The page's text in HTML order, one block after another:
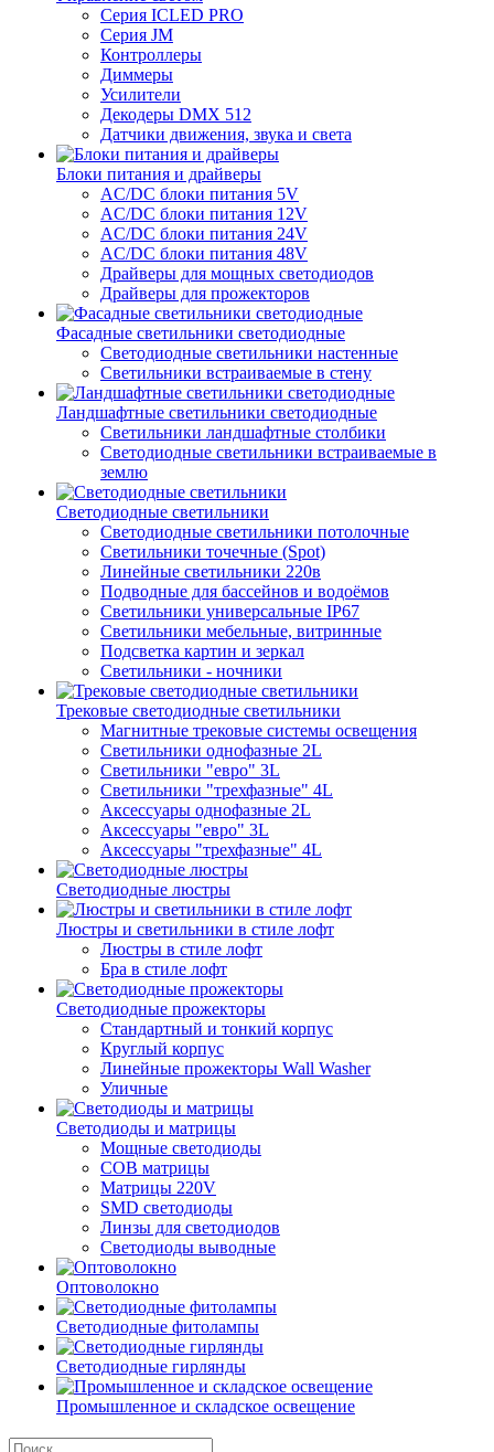
Серия ICLED PRO
Серия JM
Контроллеры
Диммеры
Усилители
Декодеры DMX 512
Датчики движения, звука и света
Блоки питания и драйверы
AC/DC блоки питания 5V
AC/DC блоки питания 12V
AC/DC блоки питания 24V
AC/DC блоки питания 48V
Драйверы для мощных светодиодов
Драйверы для прожекторов
Фасадные светильники светодиодные
Светодиодные светильники настенные
Светильники встраиваемые в стену
Ландшафтные светильники светодиодные
Светильники ландшафтные столбики
Светодиодные светильники встраиваемые в
землю
Светодиодные светильники
Светодиодные светильники потолочные
Светильники точечные (Spot)
Линейные светильники 220в
Подводные для бассейнов и водоёмов
Светильники универсальные IP67
Светильники мебельные, витринные
Подсветка картин и зеркал
Светильники - ночники
Трековые светодиодные светильники
Магнитные трековые системы освещения
Светильники однофазные 2L
Светильники "евро" 3L
Светильники "трехфазные" 4L
Аксессуары однофазные 2L
Аксессуары "евро" 3L
Аксессуары "трехфазные" 4L
Светодиодные люстры
Люстры и светильники в стиле лофт
Люстры в стиле лофт
Бра в стиле лофт
Светодиодные прожекторы
Стандартный и тонкий корпус
Круглый корпус
Линейные прожекторы Wall Washer
Уличные
Светодиоды и матрицы
Мощные светодиоды
COB матрицы
Матрицы 220V
SMD светодиоды
Линзы для светодиодов
Светодиоды выводные
Оптоволокно
Светодиодные фитолампы
Светодиодные гирлянды
Промышленное и складское освещение